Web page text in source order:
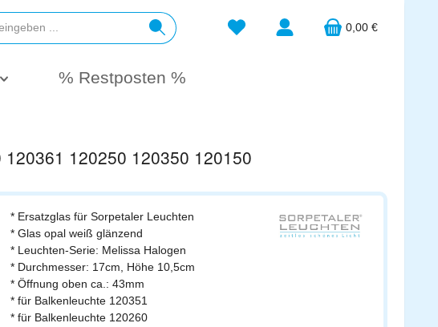
Du hast 0 Produkte auf dem
0,00 €
% Restposten %
120250 120350 120150
* Ersatzglas fürSorpetaler Leuchten
* Glas opal weiß glänzend
* Leuchten-Serie: Melissa Halogen
* Durchmesser: 17cm, Höhe 10,5cm
* Öffnung oben ca.: 43mm
* für Balkenleuchte 120351
* für Balkenleuchte 120260